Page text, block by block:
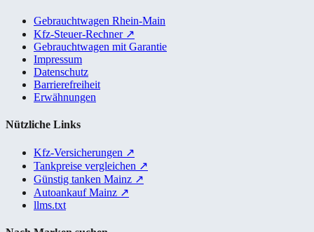
Gebrauchtwagen Rhein-Main
Kfz-Steuer-Rechner ↗
Gebrauchtwagen mit Garantie
Impressum
Datenschutz
Barrierefreiheit
Erwähnungen
Nützliche Links
Kfz-Versicherungen ↗
Tankpreise vergleichen ↗
Günstig tanken Mainz ↗
Autoankauf Mainz ↗
llms.txt